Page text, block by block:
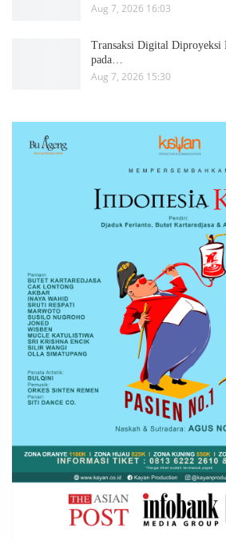
Aug 7, 2026 16:03
Transaksi Digital
pada…
Aug 7, 2026 15:30